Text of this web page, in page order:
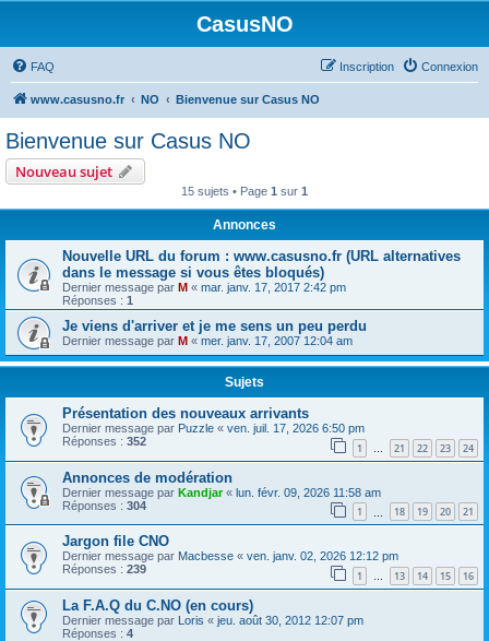
CasusNO
FAQ Connexion
Inscription
www.casusno.fr NO Bienvenue sur Casus NO
Bienvenue sur Casus NO
Nouveau sujet
15 sujets • Page 1 sur 1
Annonces
Nouvelle URL du forum : www.casusno.fr (URL alternatives
dans le message si vous êtes bloqués)
Dernier message par M « mar. janv. 17, 2017 2:42 pm
Réponses : 1
Je viens d'arriver et je me sens un peu perdu
Dernier message par M « mer. janv. 17, 2007 12:04 am
Sujets
Présentation des nouveaux arrivants
Dernier message par Puzzle « ven. juil. 17, 2026 6:50 pm
Réponses : 352 1 … 21 22 23 24
Annonces de modération
Dernier message par Kandjar« lun. févr. 09, 2026 11:58 am
Réponses : 304 1 18 19 20 21
Jargon file CNO
Dernier message par Macbesse « ven. janv. 02, 2026 12:12 pm
Réponses : 239 1 … 13 14 15 16
La F.A.Q du C.NO (en cours)
Dernier message par Loris « jeu. août 30, 2012 12:07 pm
Réponses : 4